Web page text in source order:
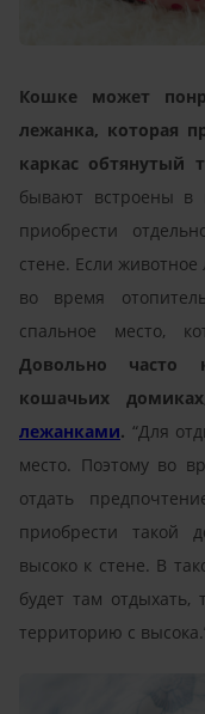
Кошке может
лежанка, которая
каркас обтянутый
бывают встроены
приобрести
стене. Если
во время
спальное место,
Довольно часто
кошачьих
лежанками. “Для
место. Поэтому во
отдать
приобрести такой
высоко к стене. В
будет там отдыхать,
территорию с